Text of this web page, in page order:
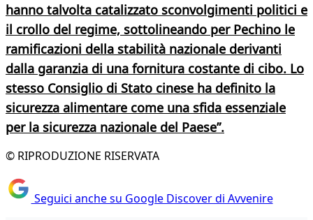
hanno talvolta catalizzato sconvolgimenti politici e
il crollo del regime, sottolineando per Pechino le
ramificazioni della stabilità nazionale derivanti
dalla garanzia di una fornitura costante di cibo. Lo
stesso Consiglio di Stato cinese ha definito la
sicurezza alimentare come una sfida essenziale
per la sicurezza nazionale del Paese”.
© RIPRODUZIONE RISERVATA
Seguici anche su Google Discover di Avvenire